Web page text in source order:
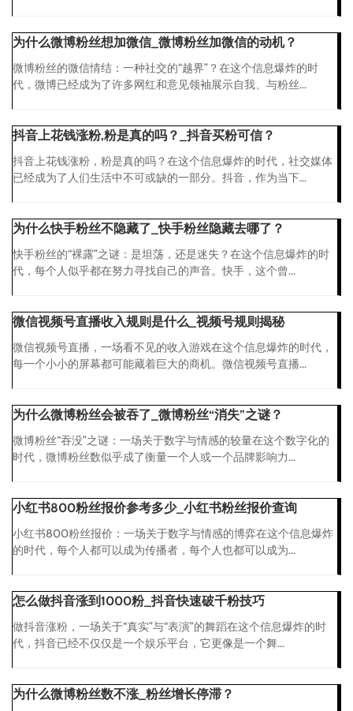
为什么微博粉丝想加微信_微博粉丝加微信的动机？
微博粉丝的微信情结：一种社交的“越界”？在这个信息爆炸的时
代，微博已经成为了许多网红和意见领袖展示自我、与粉丝...
抖音上花钱涨粉,粉是真的吗？_抖音买粉可信？
抖音上花钱涨粉，粉是真的吗？在这个信息爆炸的时代，社交媒体
已经成为了人们生活中不可或缺的一部分。抖音，作为当下...
为什么快手粉丝不隐藏了_快手粉丝隐藏去哪了？
快手粉丝的“裸露”之谜：是坦荡，还是迷失？在这个信息爆炸的时
代，每个人似乎都在努力寻找自己的声音。快手，这个曾...
微信视频号直播收入规则是什么_视频号规则揭秘
微信视频号直播，一场看不见的收入游戏在这个信息爆炸的时代，
每一个小小的屏幕都可能藏着巨大的商机。微信视频号直播...
为什么微博粉丝会被吞了_微博粉丝“消失”之谜？
微博粉丝“吞没”之谜：一场关于数字与情感的较量在这个数字化的
时代，微博粉丝数似乎成了衡量一个人或一个品牌影响力...
小红书800粉丝报价参考多少_小红书粉丝报价查询
小红书800粉丝报价：一场关于数字与情感的博弈在这个信息爆炸
的时代，每个人都可以成为传播者，每个人也都可以成为...
怎么做抖音涨到1000粉_抖音快速破千粉技巧
做抖音涨粉，一场关于“真实”与“表演”的舞蹈在这个信息爆炸的时
代，抖音已经不仅仅是一个娱乐平台，它更像是一个舞...
为什么微博粉丝数不涨_粉丝增长停滞？